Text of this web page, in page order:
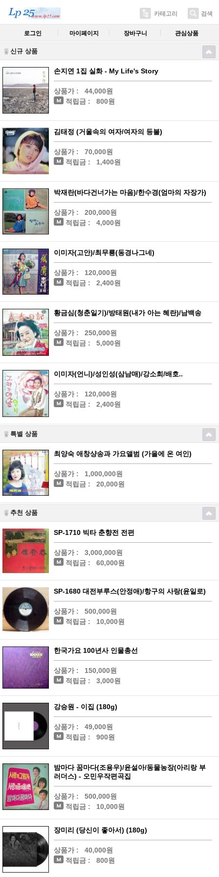
카테고리 검색
로그인 마이페이지 장바구니 관심상품
신규 상품
손지연 1집 실화 - My Life's Story
상품가 :
44,000원
적립금 :
800원
김태정 (거울속의 여자/여자의 등불)
상품가 :
70,000원
적립금 :
1,400원
박재란(바다건너가는 마음)/한수경(엄마의 자장가)
상품가 :
200,000원
적립금 :
4,000원
이미자(고안)/최무룡(동경나그네)
상품가 :
120,000원
적립금 :
2,400원
황금심(청춘일기)/방태원(내가 아는 혜란)/남백송
상품가 :
250,000원
적립금 :
5,000원
이미자(언니)/성인성(삼남매)/강소희/배호..
상품가 :
120,000원
적립금 :
2,400원
특별 상품
최양숙 애창샹송과 가요앨범 (가을에 온 여인)
상품가 :
1,000,000원
적립금 :
20,000원
추천 상품
SP-1710 빅타 춘향전 전편
상품가 :
3,000,000원
적립금 :
60,000원
SP-1680 대전부루스(안정애)/항구의 사랑(윤일로)
상품가 :
500,000원
적립금 :
10,000원
한국가요 100년사 인물총선
상품가 :
150,000원
적립금 :
3,000원
강승원 - 이집 (180g)
상품가 :
49,000원
적립금 :
900원
밤마다 꿈마다(조용우)/윤설아/동물농장(아리랑 부
러더스) - 오민우작편곡집
상품가 :
500,000원
적립금 :
10,000원
장미리 (당신이 좋아서) (180g)
상품가 :
40,000원
적립금 :
800원